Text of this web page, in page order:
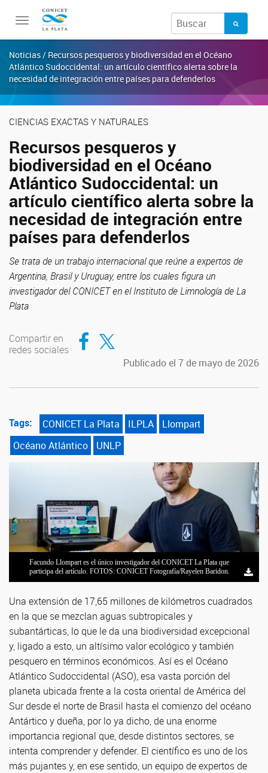
Toggle
navigation
Noticias / Recursos pesqueros y biodiversidad en el Océano
Atlántico Sudoccidental: un artículo científico alerta sobre la
necesidad de integración entre países para defenderlos
CIENCIAS EXACTAS Y NATURALES
Recursos pesqueros y
biodiversidad en el Océano
Atlántico Sudoccidental: un
artículo científico alerta sobre la
necesidad de integración entre
países para defenderlos
Se trata de un trabajo internacional que reúne a expertos de
Argentina, Brasil y Uruguay, entre los cuales figura un
investigador del CONICET en el Instituto de Limnología de La
Plata
Compartir en
redes sociales
Compartir en Facebook
Compartir en Twitter
Publicado el 7 de mayo de 2026
Tags: CONICET La Plata ILPLA
Llompart
Océano Atlántico
UNLP
Facundo Llompart es el único investigador del CONICET La Plata que
participa del artículo. FOTOS: CONICET Fotografía/Rayelen Baridon.
Mapas satelitales que muestran la enorme región que abarca el ASO.
Una extensión de 17,65 millones de kilómetros cuadrados
en la que se mezclan aguas subtropicales y
subantárticas, lo que le da una biodiversidad excepcional
y, ligado a esto, un altísimo valor ecológico y también
pesquero en términos económicos. Así es el Océano
Atlántico Sudoccidental (ASO), esa vasta porción del
planeta ubicada frente a la costa oriental de América del
Sur desde el norte de Brasil hasta el comienzo del océano
Antártico y dueña, por lo ya dicho, de una enorme
importancia regional que, desde distintos sectores, se
intenta comprender y defender. El científico es uno de los
más pujantes y, en ese sentido, un equipo de expertos de